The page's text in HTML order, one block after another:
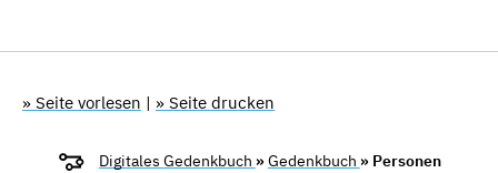
» Seite vorlesen | » Seite drucken
Digitales Gedenkbuch »Gedenkbuch » Personen